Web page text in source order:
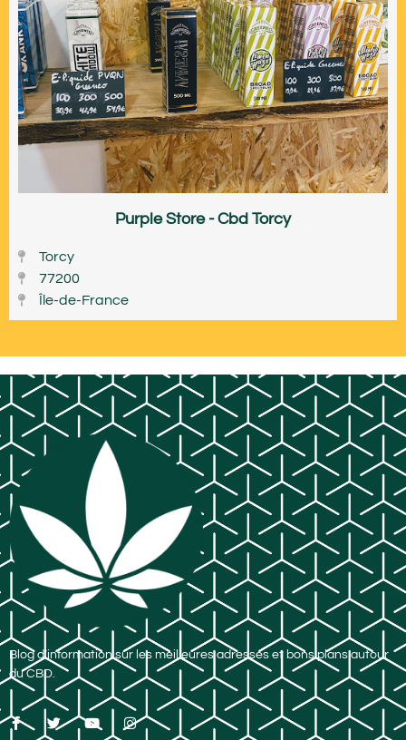
Purple Store - Cbd Torcy
Torcy
77200
Île-de-France
Blog d’information sur les meilleures adresses et bons plans autour
du CBD.